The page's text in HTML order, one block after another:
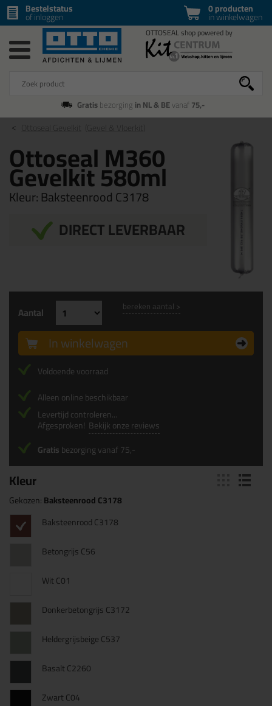
0 producten
in winkelwagen
Bestelstatus
of inloggen
Gratisbezorging in NL & BEvanaf75,-
Ottoseal M360
Gevelkit 580ml
Kleur:Baksteenrood C3178
DIRECT LEVERBAAR
Kleur
Gekozen:Baksteenrood C3178
Baksteenrood C3178
Betongrijs C56
Wit C01
Donkerbetongrijs C3172
Heldergrijsbeige C537
Basalt C2260
Zwart C04
Aantal bereken aantal >
In winkelwagen
Voldoende voorraad
Alleen online beschikbaar
Levertijd controleren...
Afgesproken! Bekijk onze reviews
Gratisbezorging vanaf 75,-